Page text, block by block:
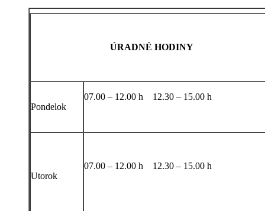
ÚRADNÉ HODINY
Pondelok
07.00 – 12.00 h 12.30 – 15.00 h
Utorok
07.00 – 12.00 h 12.30 – 15.00 h